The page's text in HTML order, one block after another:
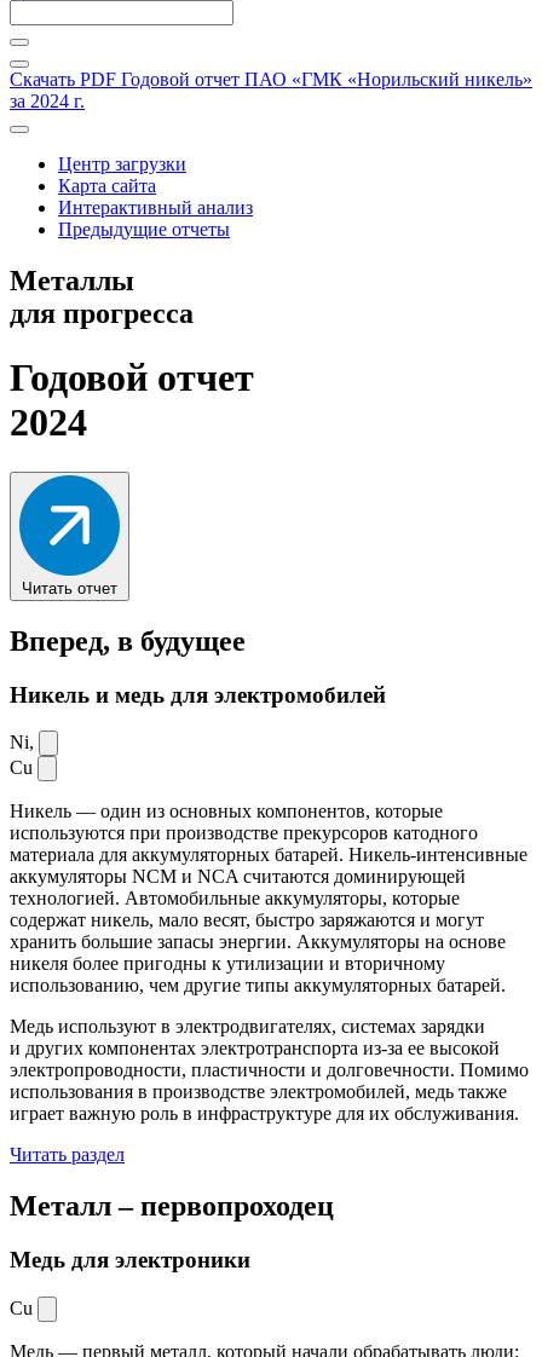
Скачать PDF Годовой отчет ПАО «ГМК «Норильский никель»
за 2024 г.
Центр загрузки
Карта сайта
Интерактивный анализ
Предыдущие отчеты
Металлы
для прогресса
Годовой отчет
2024
Читать отчет
Вперед, в будущее
Никель и медь для электромобилей
Ni,
Cu
Никель — один из основных компонентов, которые
используются при производстве прекурсоров катодного
материала для аккумуляторных батарей. Никель-интенсивные
аккумуляторы NCM и NCA считаются доминирующей
технологией. Автомобильные аккумуляторы, которые
содержат никель, мало весят, быстро заряжаются и могут
хранить большие запасы энергии. Аккумуляторы на основе
никеля более пригодны к утилизации и вторичному
использованию, чем другие типы аккумуляторных батарей.
Медь используют в электродвигателях, системах зарядки
и других компонентах электротранспорта из-за ее высокой
электропроводности, пластичности и долговечности. Помимо
использования в производстве электромобилей, медь также
играет важную роль в инфраструктуре для их обслуживания.
Читать раздел
Металл –первопроходец
Медь для электроники
Cu
Медь — первый металл, который начали обрабатывать люди: